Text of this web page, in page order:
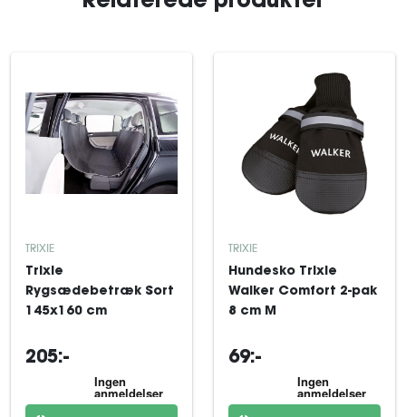
TRIXIE
Trixie
Rygsædebetræk Sort
145x160 cm
205:-
TRIXIE
Hundesko Trixie
Walker Comfort 2-pak
8 cm M
69:-